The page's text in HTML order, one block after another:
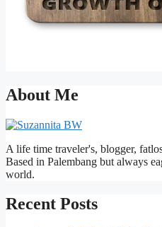
About Me
A life time traveler's, blogger,
Based in Palembang but always
world.
Recent Posts